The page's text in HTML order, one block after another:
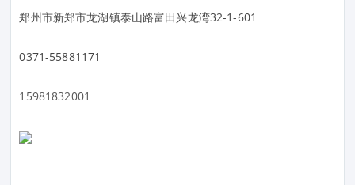
郑州市新郑市龙湖镇泰山路富田兴龙湾32-1-601
0371-55881171
15981832001